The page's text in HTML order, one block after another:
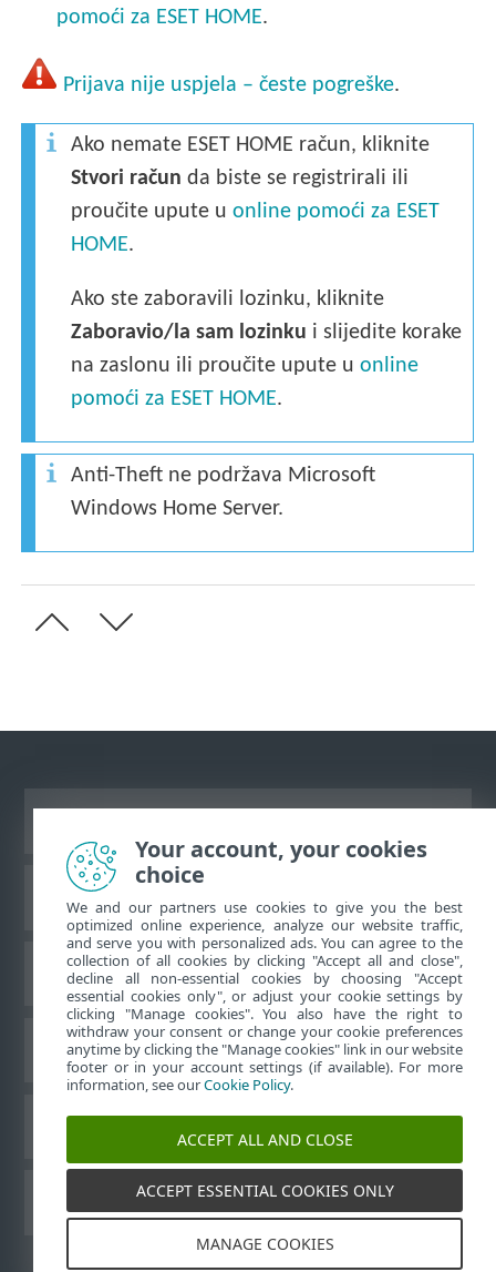
pomoći za ESET HOME.
Prijava nije uspjela – česte pogreške.
Ako nemate ESET HOME račun, kliknite
Stvori račun da biste se registrirali ili
proučite upute uonline pomoći za ESET
HOME.
Ako ste zaboravili lozinku, kliknite
Zaboravio/la sam lozinku i slijedite korake
na zaslonu ili proučite upute uonline
pomoći za ESET HOME.
Anti-Theft ne podržava Microsoft
Windows Home Server.
ESET-ova baza znanja
ESET-ov forum
Regionalna podrška
Drugi proizvodi tvrtke ESET
©1992-2026ESET, spol. s r.o. – Sva prava pridržana.
Your account, your cookies
choice
We and our partners use cookies to give you the best
optimized online experience, analyze our website traffic,
and serve you with personalized ads. You can agree to the
collection of all cookies by clicking "Accept all and close",
decline all non-essential cookies by choosing "Accept
essential cookies only", or adjust your cookie settings by
clicking "Manage cookies". You also have the right to
withdraw your consent or change your cookie preferences
anytime by clicking the "Manage cookies" link in our website
footer or in your account settings (if available). For more
information, see ourCookie Policy.
ACCEPT ALL AND CLOSE
ACCEPT ESSENTIAL COOKIES ONLY
MANAGE COOKIES